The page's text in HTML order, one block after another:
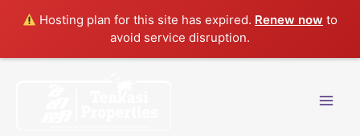
Hosting plan for this site has expired. Renew now to
avoid service disruption.